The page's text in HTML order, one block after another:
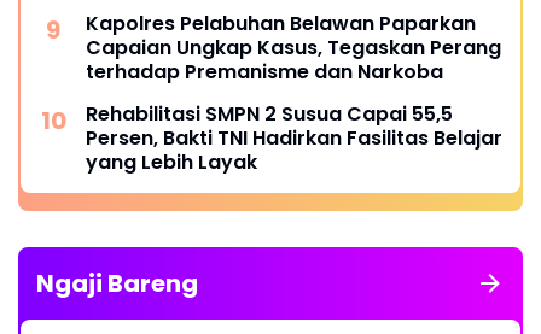
Kapolres Pelabuhan Belawan Paparkan
Capaian Ungkap Kasus, Tegaskan Perang
terhadap Premanisme dan Narkoba
Rehabilitasi SMPN 2 Susua Capai 55,5
Persen, Bakti TNI Hadirkan Fasilitas Belajar
yang Lebih Layak
Ngaji Bareng